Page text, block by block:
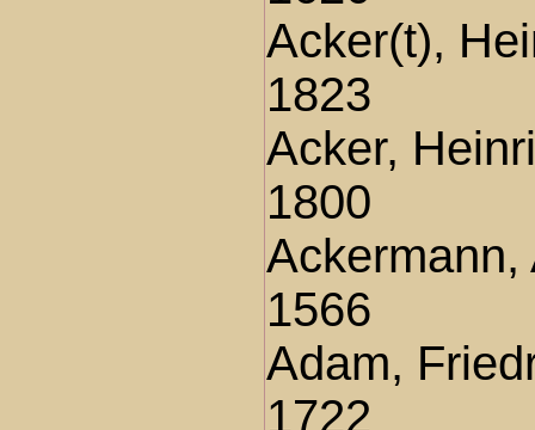
Acker(t),
1823
Acker,
1800
Ackermann,
1566
Adam,
1722